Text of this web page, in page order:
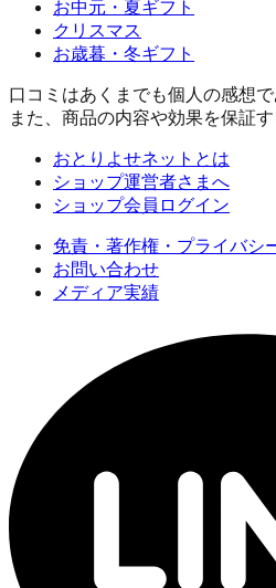
お中元・夏ギフト
クリスマス
お歳暮・冬ギフト
口コミはあくまでも個人の感想
また、商品の内容や効果を保証
おとりよせネットとは
ショップ運営者さまへ
ショップ会員ログイン
免責・著作権・プライバシ
お問い合わせ
メディア実績